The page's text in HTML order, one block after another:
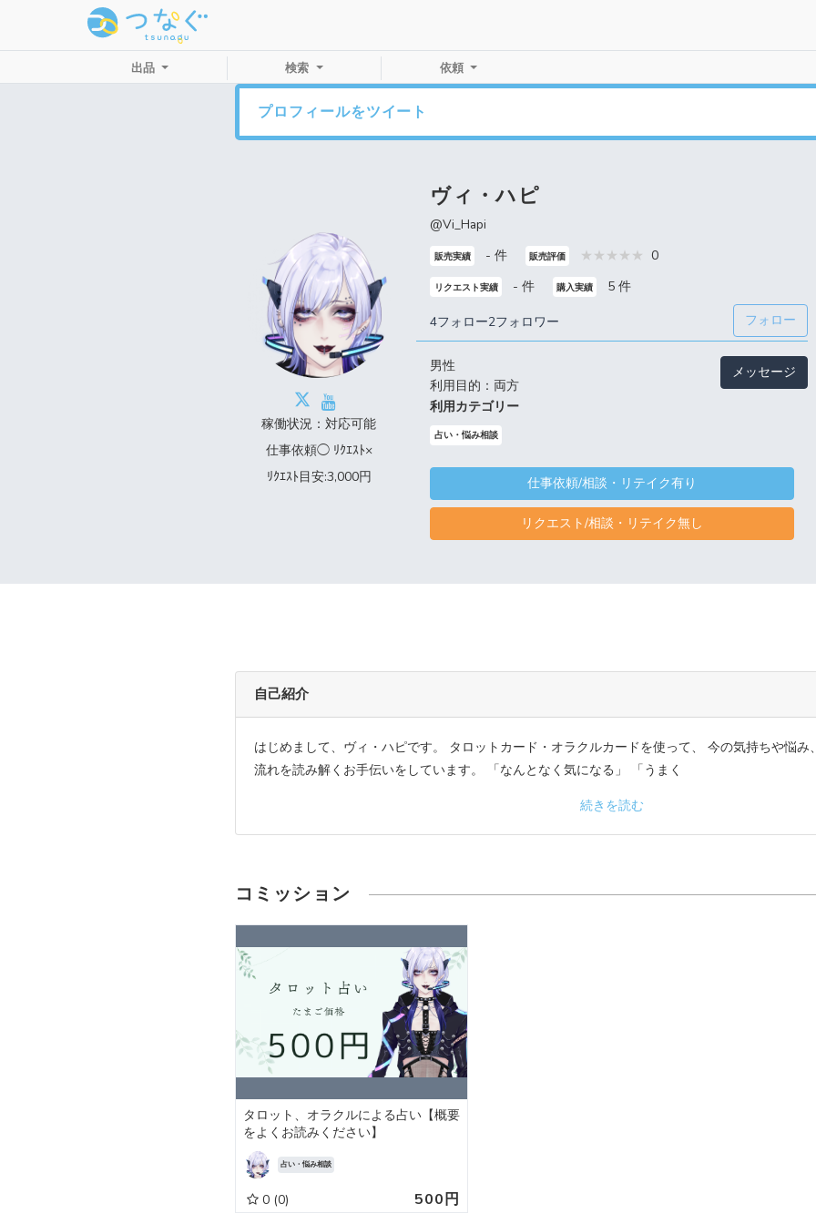
出品 検索 依頼
プロフィールをツイート
稼働状況：対応可能
仕事依頼◯ ﾘｸｴｽﾄ×
ﾘｸｴｽﾄ目安:3,000円
ヴィ・ハピ
@Vi_Hapi
販売実績 - 件 販売評価 0
リクエスト実績 - 件 購入実績 5 件
4フォロー2フォロワー フォロー
男性
利用目的：両方
メッセージ
利用カテゴリー
占い・悩み相談
仕事依頼/相談・リテイク有り
リクエスト/相談・リテイク無し
自己紹介
はじめまして、ヴィ・ハピです。 タロットカード・オラクルカードを使って、 今の気持ちや悩
流れを読み解くお手伝いをしています。 「なんとなく気になる」 「うまく
続きを読む
コミッション
タロット、オラクルによる占い【概要
をよくお読みください】
占い・悩み相談
0 (0) 500円